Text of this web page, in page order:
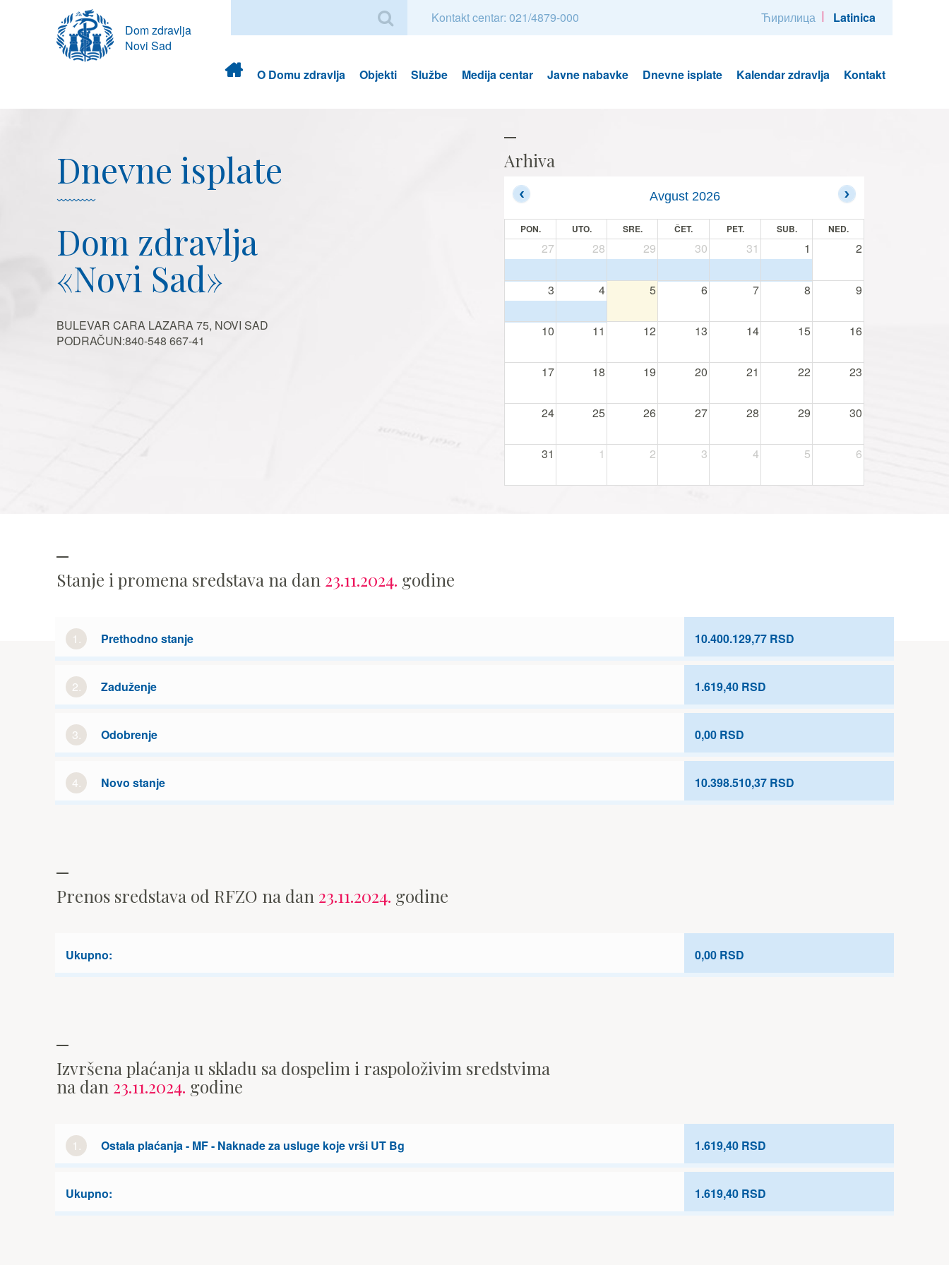
Dom zdravlja
Novi Sad
Kontakt centar: 021/4879-000 Ћирилица Latinica
Dom
zdravlja
O Domu zdravlja Objekti Službe Medija centar Javne nabavke Dnevne isplate Kalendar zdravlja Kontakt
Dnevne isplate
Dom zdravlja
«Novi Sad»
BULEVAR CARA LAZARA 75, NOVI SAD
PODRAČUN:840-548 667-41
Arhiva
Avgust 2026
PON. UTO. SRE. ČET. PET. SUB. NED.
27 28 29 30 31 1 2
3 4 5 6 7 8 9
10 11 12 13 14 15 16
17 18 19 20 21 22 23
24 25 26 27 28 29 30
31 1 2 3 4 5 6
Stanje i promena sredstava na dan 23.11.2024. godine
1. Prethodno stanje 10.400.129,77 RSD
2. Zaduženje 1.619,40 RSD
3. Odobrenje 0,00 RSD
4. Novo stanje 10.398.510,37 RSD
Prenos sredstava od RFZO na dan 23.11.2024. godine
Ukupno: 0,00 RSD
Izvršena plaćanja u skladu sa dospelim i raspoloživim sredstvima
na dan 23.11.2024. godine
1. Ostala plaćanja - MF - Naknade za usluge koje vrši UT Bg 1.619,40 RSD
Ukupno: 1.619,40 RSD